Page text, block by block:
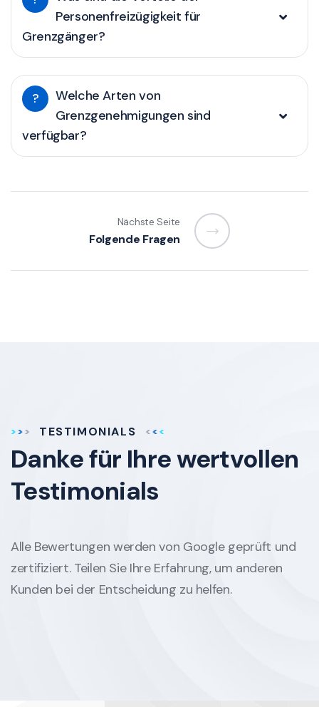
Personenfreizügigkeit für
Grenzgänger?
?
Welche Arten von
Grenzgenehmigungen sind
verfügbar?
Nächste Seite
Folgende Fragen
TESTIMONIALS
Danke für Ihrewertvollen
Testimonials
Alle Bewertungen werden von Google geprüft und
zertifiziert. Teilen Sie Ihre Erfahrung, um anderen
Kunden bei der Entscheidung zu helfen.